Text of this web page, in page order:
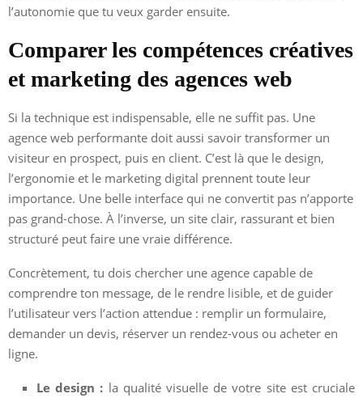
l’autonomie que tu veux garder ensuite.
Comparer les compétences créatives
et marketing des agences web
Si la technique est indispensable, elle ne suffit pas. Une
agence web performante doit aussi savoir transformer un
visiteur en prospect, puis en client. C’est là que le design,
l’ergonomie et le marketing digital prennent toute leur
importance. Une belle interface qui ne convertit pas n’apporte
pas grand-chose. À l’inverse, un site clair, rassurant et bien
structuré peut faire une vraie différence.
Concrètement, tu dois chercher une agence capable de
comprendre ton message, de le rendre lisible, et de guider
l’utilisateur vers l’action attendue : remplir un formulaire,
demander un devis, réserver un rendez-vous ou acheter en
ligne.
Le design : la qualité visuelle de votre site est cruciale